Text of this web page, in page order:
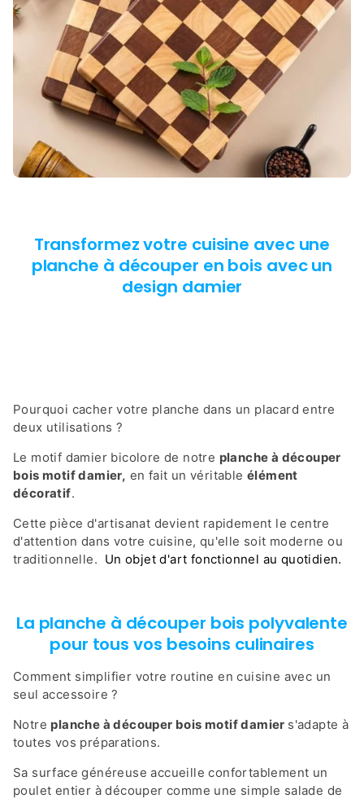
Transformez votre cuisine avec une
planche à découper en bois avec un
design damier
Pourquoi cacher votre planche dans un placard entre
deux utilisations ?
Le motif damier bicolore de notre planche à découper
bois motif damier, en fait un véritableélément
décoratif.
Cette pièce d'artisanat devient rapidement le centre
d'attention dans votre cuisine, qu'elle soit moderne ou
traditionnelle. Un objet d'art fonctionnel au quotidien.
La planche à découper bois polyvalente
pour tous vos besoins culinaires
Comment simplifier votre routine en cuisine avec un
seul accessoire ?
Notre planche à découper bois motif damier s'adapte à
toutes vos préparations.
Sa surface généreuse accueille confortablement un
poulet entier à découper comme une simple salade de